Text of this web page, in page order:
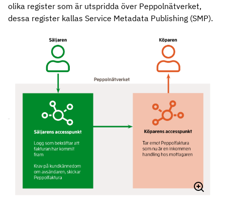
olika register som är utspridda över Peppolnätverket,
dessa register kallas Service Metadata Publishing (SMP).